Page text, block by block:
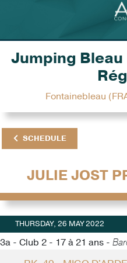
Jumping
Fontainebleau
SCHEDULE
JULIE JOST
THURSDAY, 26 MAY 2022
3a - Club 2 - 17 à 21 ans -